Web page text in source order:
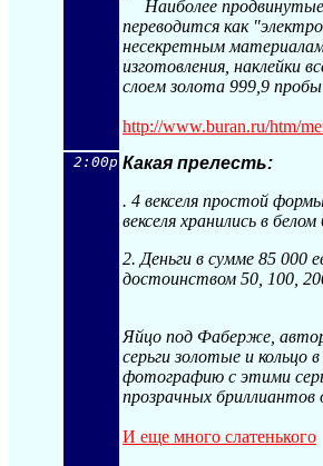
Наиболее продвинутые
переводится как
несекретным
изготовления, наклейки
слоем золота 999,9
http://www.buran.ru/htm/
2:00p Какая прелесть:
. 4 векселя простой
векселя хранились в
2. Деньги в сумме 85 000
достоинством 50, 100,
Яйцо под Фаберже,
серьги золотые и кольцо
фотографию с этими
прозрачных
И еще много слатенького